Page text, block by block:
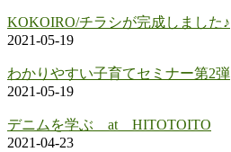
KOKOIRO/チラシが完成しました♪
2021-05-19
わかりやすい子育てセミナー第2弾
2021-05-19
デニムを学ぶ at HITOTOITO
2021-04-23